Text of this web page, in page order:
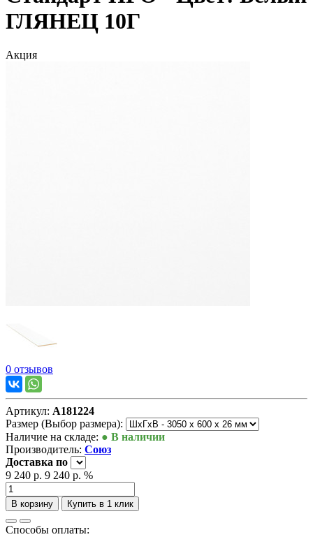
ГЛЯНЕЦ 10Г
Акция
0 отзывов
Артикул: А181224
Размер (Выбор размера):
Наличие на складе: ● В наличии
Производитель: Союз
Доставка по
9 240 р. 9 240 р. %
В корзину Купить в 1 клик
Способы оплаты: